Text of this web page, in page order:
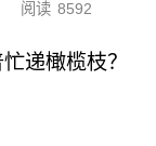
阅读 8592
递橄榄枝？